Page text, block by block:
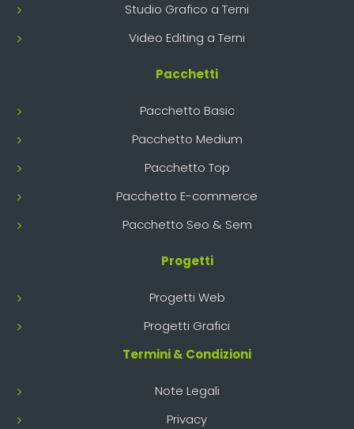
Studio Grafico a Terni
Video Editing a Terni
Pacchetti
Pacchetto Basic
Pacchetto Medium
Pacchetto Top
Pacchetto E-commerce
Pacchetto Seo & Sem
Progetti
Progetti Web
Progetti Grafici
Termini & Condizioni
Note Legali
Privacy